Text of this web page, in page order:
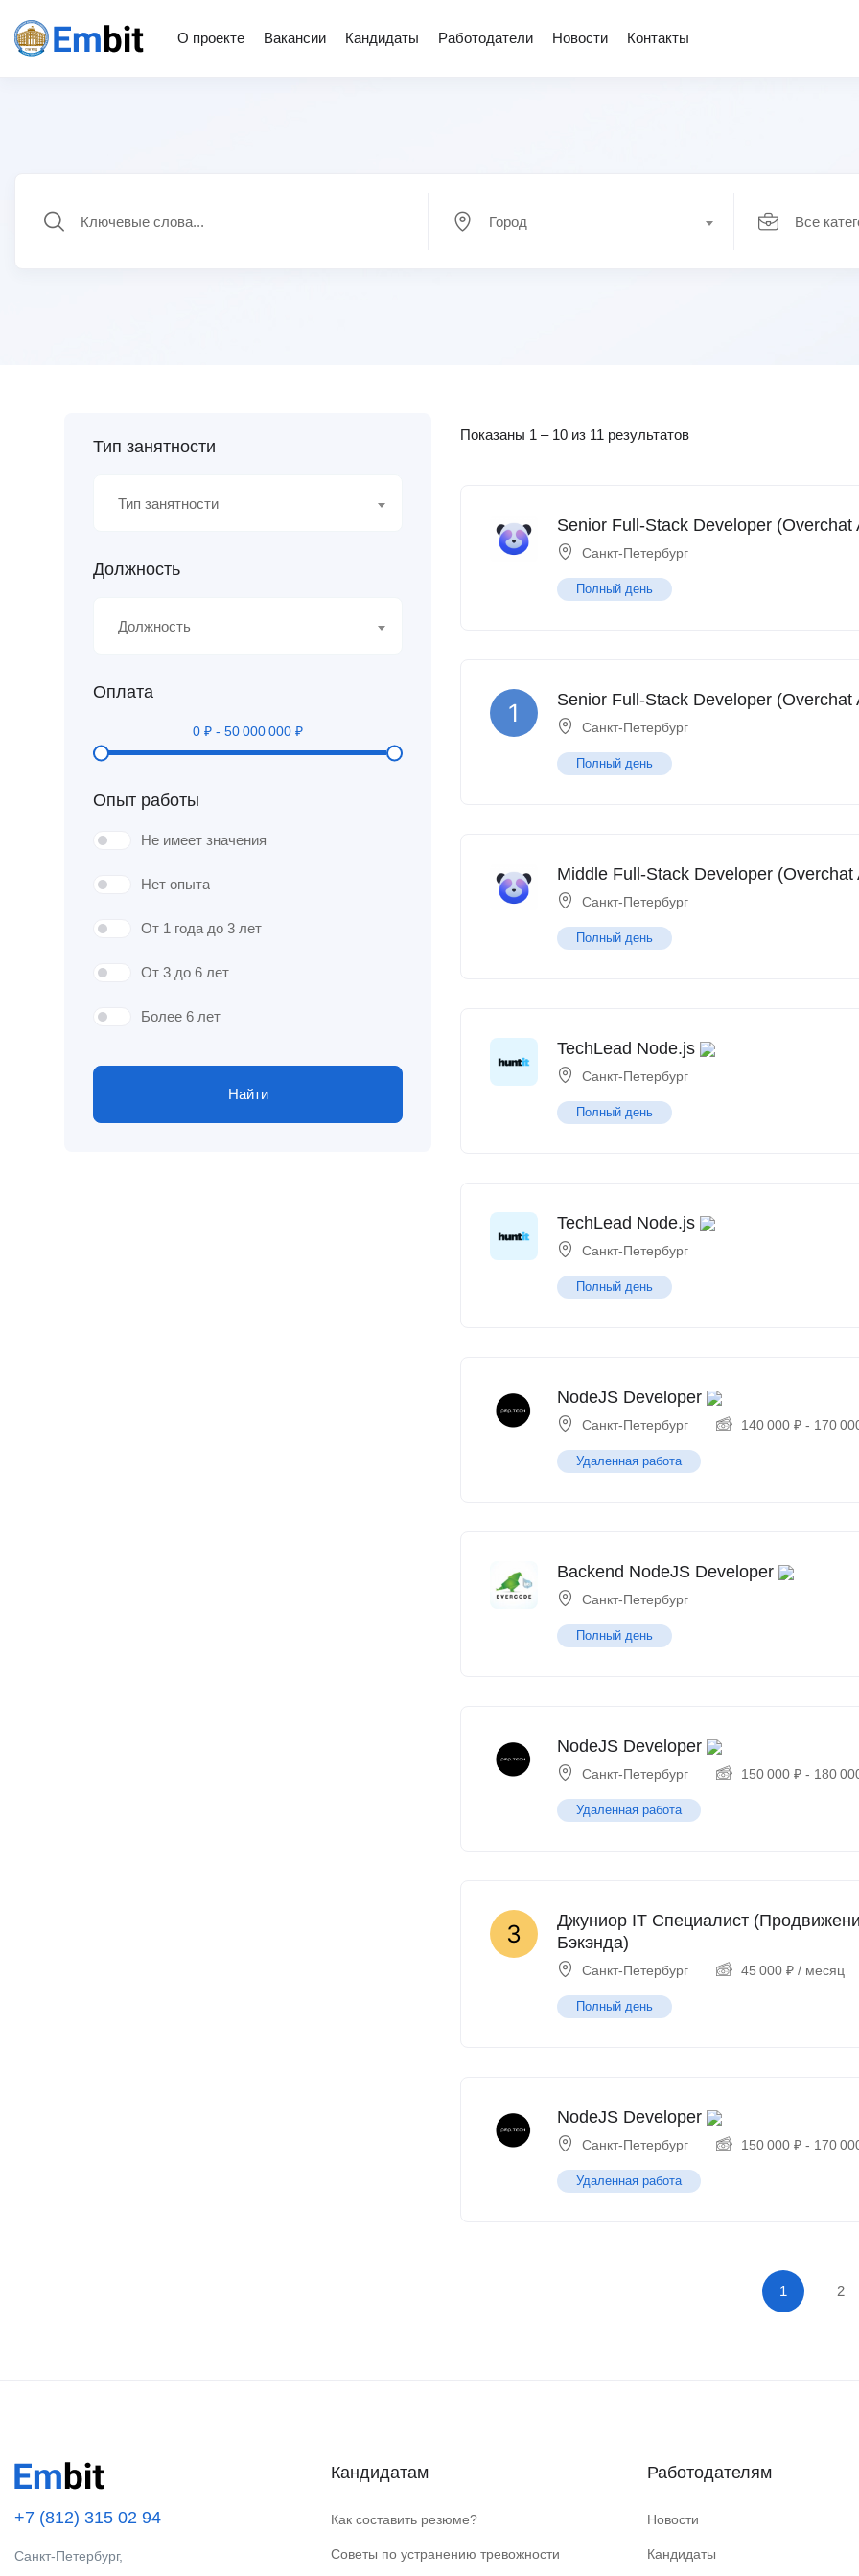
О проекте Вакансии Кандидаты Работодатели Новости Контакты
Город Все
Тип занятности
Тип занятности
Должность
Должность
Оплата
0 ₽ - 50 000 000 ₽
Опыт работы
Не имеет значения
Нет опыта
От 1 года до 3 лет
От 3 до 6 лет
Более 6 лет
Найти
Показаны 1 – 10 из 11 результатов
Senior Full-Stack Developer (Overchat
Санкт-Петербург
Полный день
Senior Full-Stack Developer (Overchat
Санкт-Петербург
Полный день
Middle Full-Stack Developer (Overchat
Санкт-Петербург
Полный день
TechLead Node.js
Санкт-Петербург
Полный день
TechLead Node.js
Санкт-Петербург
Полный день
NodeJS Developer
Санкт-Петербург 140 000 ₽ - 170
Удаленная работа
Backend NodeJS Developer
Санкт-Петербург
Полный день
NodeJS Developer
Санкт-Петербург 150 000 ₽ - 180
Удаленная работа
Джуниор IT Специалист
Бэкэнда)
Санкт-Петербург 45 000 ₽ / месяц
Полный день
NodeJS Developer
Санкт-Петербург 150 000 ₽ - 170
Удаленная работа
1 2
+7 (812) 315 02 94
Санкт-Петербург,
Кандидатам
Как составить резюме?
Советы по устранению тревожности
Работодателям
Новости
Кандидаты